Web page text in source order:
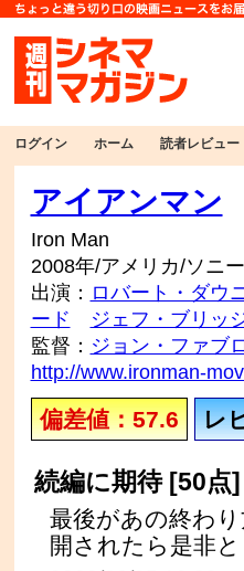
ログイン ホーム 読者レビュー
アイアンマン
Iron Man
2008年/アメリカ/ソニ
出演： ロバート・ダウ
ード
ジェフ・ブリッ
監督： ジョン・ファブ
http://www.ironman-
偏差値：57.6 レ
続編に期待 [50点]
最後があの終わ
開されたら是非